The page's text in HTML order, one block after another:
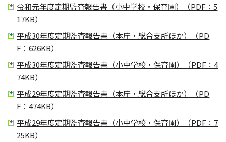
令和元年度定期監査報告書（小中学校・保育園）（PDF：5
17KB）
平成30年度定期監査報告書（本庁・総合支所ほか）（PD
F：626KB）
平成30年度定期監査報告書（小中学校・保育園）（PDF：4
74KB）
平成29年度定期監査報告書（本庁・総合支所ほか）（PD
F：474KB）
平成29年度定期監査報告書（小中学校・保育園）（PDF：7
25KB）